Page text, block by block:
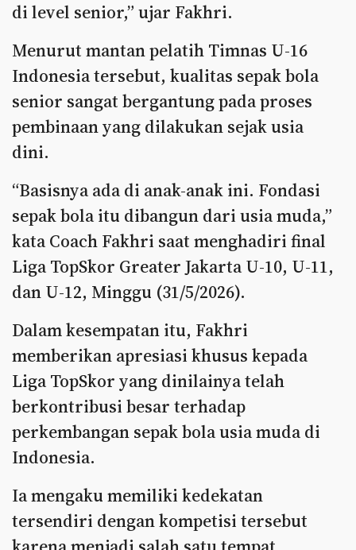
di level senior,” ujar Fakhri.
Menurut mantan pelatih Timnas U-16
Indonesia tersebut, kualitas sepak bola
senior sangat bergantung pada proses
pembinaan yang dilakukan sejak usia
dini.
“Basisnya ada di anak-anak ini. Fondasi
sepak bola itu dibangun dari usia muda,”
kata Coach Fakhri saat menghadiri final
Liga TopSkor Greater Jakarta U-10, U-11,
dan U-12, Minggu (31/5/2026).
Dalam kesempatan itu, Fakhri
memberikan apresiasi khusus kepada
Liga TopSkor yang dinilainya telah
berkontribusi besar terhadap
perkembangan sepak bola usia muda di
Indonesia.
Ia mengaku memiliki kedekatan
tersendiri dengan kompetisi tersebut